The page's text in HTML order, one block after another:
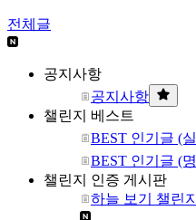
전체글
공지사항
공지사항
챌린지 베스트
BEST 인기글 (
BEST 인기글 (
챌린지 인증 게시판
하늘 보기 챌린지